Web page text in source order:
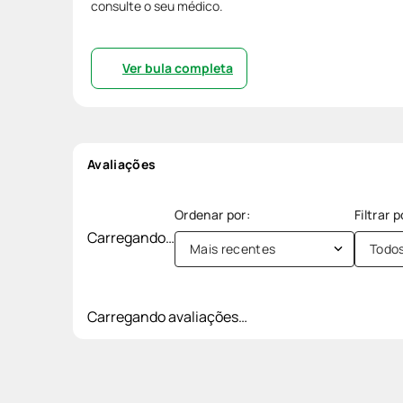
consulte o seu médico.
Ver bula completa
Avaliações
Carregando…
Mais recentes
Carregando avaliações…